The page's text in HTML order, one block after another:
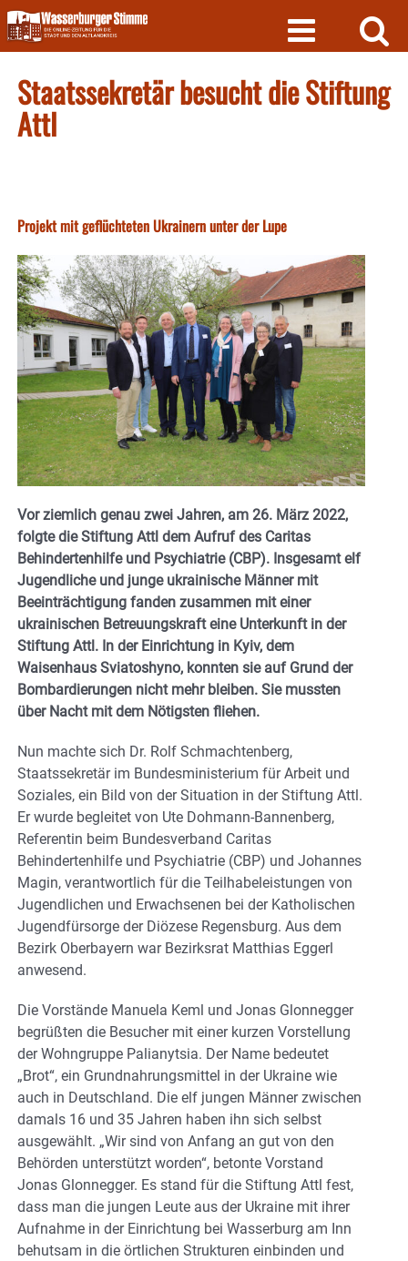
Skip
to
content
Staatssekretär besucht die Stiftung
Attl
Projekt mit geflüchteten Ukrainern unter der Lupe
Vor ziemlich genau zwei Jahren, am 26. März 2022,
folgte die Stiftung Attl dem Aufruf des Caritas
Behindertenhilfe und Psychiatrie (CBP). Insgesamt elf
Jugendliche und junge ukrainische Männer mit
Beeinträchtigung fanden zusammen mit einer
ukrainischen Betreuungskraft eine Unterkunft in der
Stiftung Attl. In der Einrichtung in Kyiv, dem
Waisenhaus Sviatoshyno, konnten sie auf Grund der
Bombardierungen nicht mehr bleiben. Sie mussten
über Nacht mit dem Nötigsten fliehen.
Nun machte sich Dr. Rolf Schmachtenberg,
Staatssekretär im Bundesministerium für Arbeit und
Soziales, ein Bild von der Situation in der Stiftung Attl.
Er wurde begleitet von Ute Dohmann-Bannenberg,
Referentin beim Bundesverband Caritas
Behindertenhilfe und Psychiatrie (CBP) und Johannes
Magin, verantwortlich für die Teilhabeleistungen von
Jugendlichen und Erwachsenen bei der Katholischen
Jugendfürsorge der Diözese Regensburg. Aus dem
Bezirk Oberbayern war Bezirksrat Matthias Eggerl
anwesend.
Die Vorstände Manuela Keml und Jonas Glonnegger
begrüßten die Besucher mit einer kurzen Vorstellung
der Wohngruppe Palianytsia. Der Name bedeutet
„Brot“, ein Grundnahrungsmittel in der Ukraine wie
auch in Deutschland. Die elf jungen Männer zwischen
damals 16 und 35 Jahren haben ihn sich selbst
ausgewählt. „Wir sind von Anfang an gut von den
Behörden unterstützt worden“, betonte Vorstand
Jonas Glonnegger. Es stand für die Stiftung Attl fest,
dass man die jungen Leute aus der Ukraine mit ihrer
Aufnahme in der Einrichtung bei Wasserburg am Inn
behutsam in die örtlichen Strukturen einbinden und